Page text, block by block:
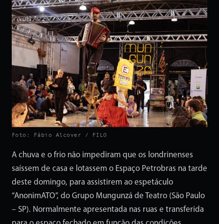
Foto: Fábio Alcover / FILO
A chuva e o frio não impediram que os londrinenses
saíssem de casa e lotassem o Espaço Petrobras na tarde
deste domingo, para assistirem ao espetáculo
“AnonimATO”, do Grupo Mungunzá de Teatro (São Paulo
– SP). Normalmente apresentada nas ruas e transferida